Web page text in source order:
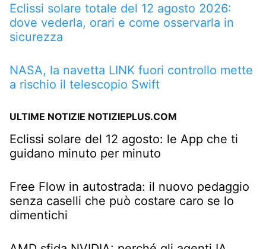
Eclissi solare totale del 12 agosto 2026:
dove vederla, orari e come osservarla in
sicurezza
NASA, la navetta LINK fuori controllo mette
a rischio il telescopio Swift
ULTIME NOTIZIE NOTIZIEPLUS.COM
Eclissi solare del 12 agosto: le App che ti
guidano minuto per minuto
Free Flow in autostrada: il nuovo pedaggio
senza caselli che può costare caro se lo
dimentichi